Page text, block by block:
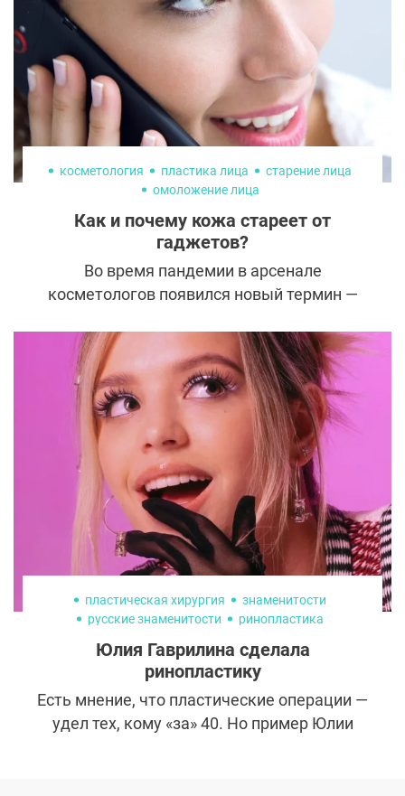
косметология пластика лица
старение лица
омоложение лица
Как и почему кожа стареет от
гаджетов?
Во время пандемии в арсенале
косметологов появился новый термин —
исследования показали, что длительное
использование смартфонов и ноутбуков
негативно сказывается на состоянии кожи.
Рассказываем, почему так происходит и
можно ли что-то с этим сделать.
пластическая хирургия
знаменитости
русские знаменитости
ринопластика
Юлия Гаврилина сделала
ринопластику
Есть мнение, что пластические операции —
удел тех, кому «за» 40. Но пример Юлии